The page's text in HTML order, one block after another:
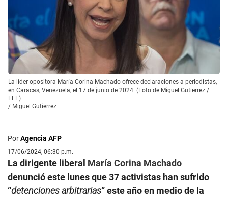
La líder opositora María Corina Machado ofrece declaraciones a periodistas,
en Caracas, Venezuela, el 17 de junio de 2024. (Foto de Miguel Gutierrez /
EFE)
/ Miguel Gutierrez
PorAgencia AFP
17/06/2024, 06:30 p.m.
La dirigente liberal María Corina Machado
denunció este lunes que 37 activistas han sufrido
“detenciones arbitrarias” este año en medio de la